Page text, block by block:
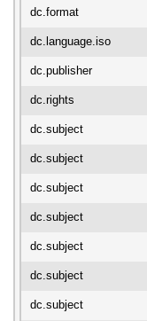
dc.format
dc.language.iso
dc.publisher
dc.rights
dc.subject
dc.subject
dc.subject
dc.subject
dc.subject
dc.subject
dc.subject